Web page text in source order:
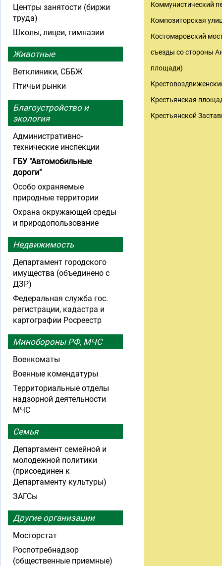
Коммунистический
Композиторская
Костомаровский
съезды со стороны
площади)
Крестьянская
Крестьянской
Центры занятости (биржи
труда)
Школы, лицеи, гимназии
Животные
Ветклиники, СББЖ
Птичьи рынки
Благоустройство и
экология
Административно-
технические инспекции
ГБУ "Автомобильные
дороги"
Особо охраняемые
природные территории
Охрана окружающей среды
и природопользование
Недвижимость
Департамент городского
имущества (объединено с
ДЗР)
Федеральная служба гос.
регистрации, кадастра и
картографии Росреестр
Минобороны РФ, МЧС
Военкоматы
Военные комендатуры
Территориальные отделы
надзорной деятельности
МЧС
Семья
Департамент семейной и
молодежной политики
(присоединен к
Департаменту культуры)
ЗАГСы
Другие организации
Мосгорстат
Роспотребнадзор
(общественные приемные)